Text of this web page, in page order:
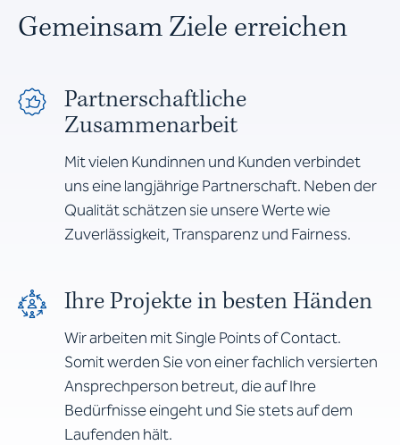
Gemeinsam Ziele erreichen
Partnerschaftliche
Zusammenarbeit
Mit vielen Kundinnen und Kunden verbindet
uns eine langjährige Partnerschaft. Neben der
Qualität schätzen sie unsere Werte wie
Zuverlässigkeit, Transparenz und Fairness.
Ihre Projekte in besten Händen
Wir arbeiten mit Single Points of Contact.
Somit werden Sie von einer fachlich versierten
Ansprechperson betreut, die auf Ihre
Bedürfnisse eingeht und Sie stets auf dem
Laufenden hält.